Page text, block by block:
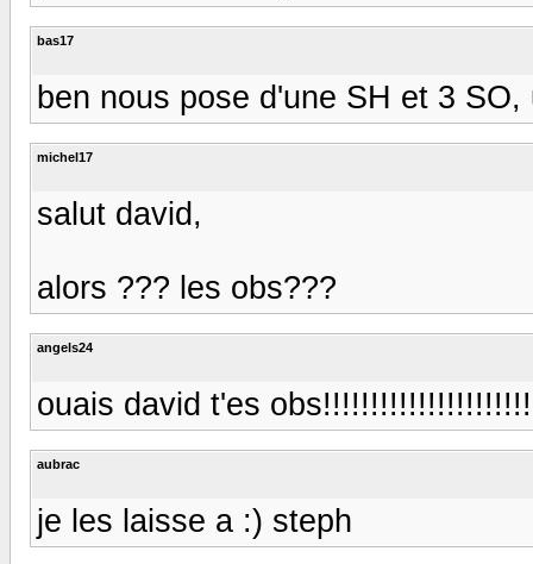
bas17
ben nous pose d'une SH et 3
michel17
salut david,
alors ??? les obs???
angels24
ouais david t'es
aubrac
je les laisse a :) steph